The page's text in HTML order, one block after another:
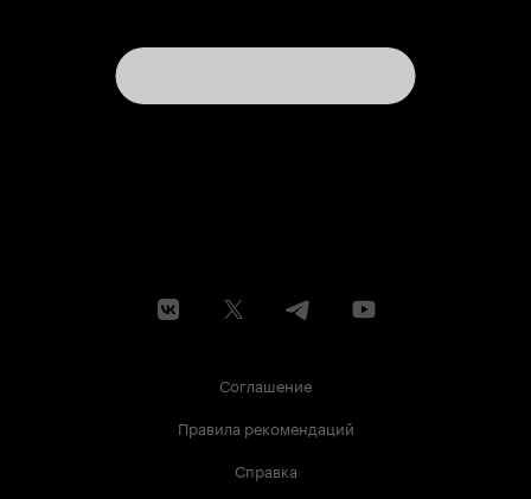
Соглашение
Правила рекомендаций
Справка